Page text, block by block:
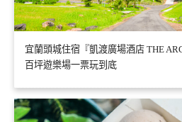
宜蘭頭城住宿『凱渡廣場酒店 THE
百坪遊樂場一票玩到底